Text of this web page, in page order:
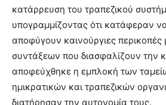
κατάρρευση του τραπεζικού
υπογραμμίζοντας ότι κατάφεραν
αποφύγουν καινούργιες περικοπές
συντάξεων που διασφαλίζουν την
αποφεύχθηκε η εμπλοκή των
ημικρατικών και τραπεζικών
διατήρησαν την αυτονομία τους.